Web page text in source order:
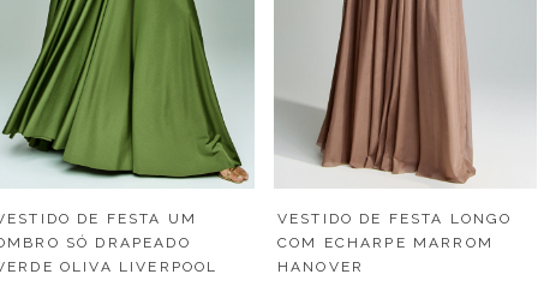
DE FESTA UM
SÓ DRAPEADO
OLIVA LIVERPOOL
VESTIDO DE FESTA LONGO
COM ECHARPE MARROM
HANOVER